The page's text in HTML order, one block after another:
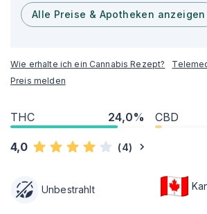
Alle Preise & Apotheken anzeigen
Wie erhalte ich ein Cannabis Rezept?
Preis melden
THC 24,0% CBD
4,0 (4)
Unbestrahlt